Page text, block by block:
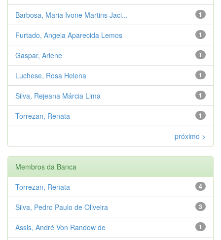
1
Barbosa, Maria Ivone Martins Jaci...
1
Furtado, Angela Aparecida Lemos
1
Gaspar, Arlene
1
Luchese, Rosa Helena
1
Silva, Rejeana Márcia Lima
1
Torrezan, Renata
próximo >
Membros da Banca
4
Torrezan, Renata
3
Silva, Pedro Paulo de Oliveira
1
Assis, André Von Randow de